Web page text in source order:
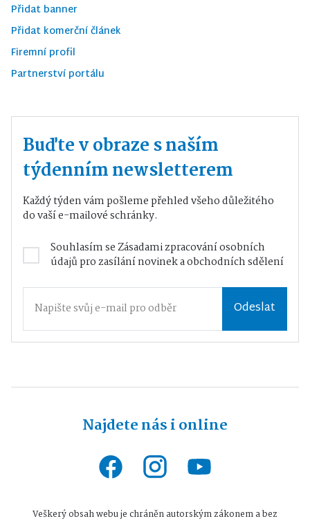
Přidat banner
Přidat komerční článek
Firemní profil
Partnerství portálu
Buďte v obraze s naším
týdenním newsletterem
Každý týden vám pošleme přehled všeho důležitého
do vaší e-mailové schránky.
Souhlasím seZásadami zpracování osobních
údajůpro zasílání novinek a obchodních sdělení
Odeslat
Najdete nás i online
Veškerý obsah webu je chráněn autorským zákonem a bez